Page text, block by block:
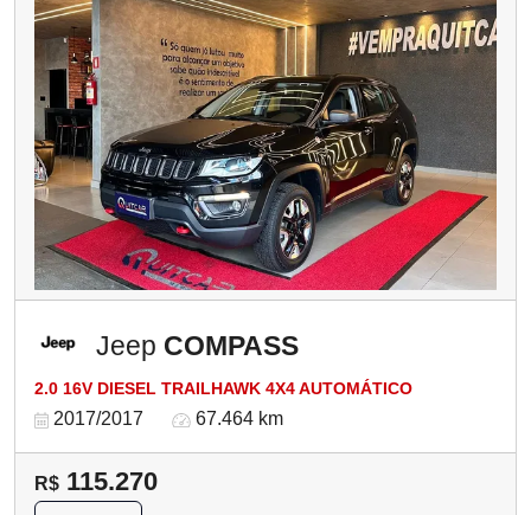
Jeep COMPASS
2.0 16V DIESEL TRAILHAWK 4X4 AUTOMÁTICO
2017/2017 67.464 km
R$ 115.270